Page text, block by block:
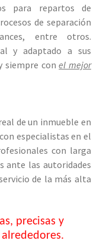
para repartos de
de separación
entre otros.
y adaptado a sus
siempre conel mejor
de un inmueble en
especialistas en el
con larga
ante las autoridades
de la más alta
precisas y
alrededores.